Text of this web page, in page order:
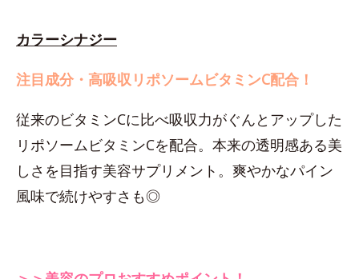
カラーシナジー
注目成分・高吸収リポソームビタミンC配合！
従来のビタミンCに比べ吸収力がぐんとアップした
リポソームビタミンCを配合。本来の透明感ある美
しさを目指す美容サプリメント。爽やかなパイン
風味で続けやすさも◎